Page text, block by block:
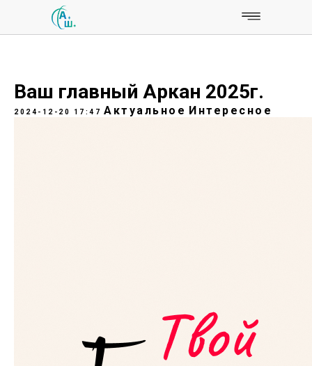
Ваш главный Аркан 2025г.
2024-12-20 17:47 Актуальное Интересное